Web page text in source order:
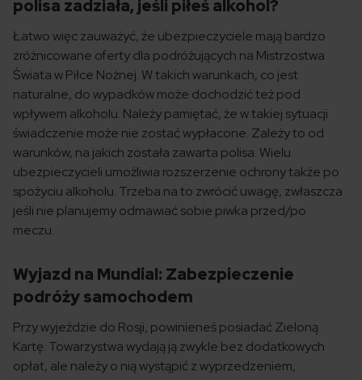
polisa zadziała, jeśli piłeś alkohol?
Łatwo więc zauważyć, że ubezpieczyciele mają bardzo
zróżnicowane oferty dla podróżujących na Mistrzostwa
Świata w Piłce Nożnej. W takich warunkach, co jest
naturalne, do wypadków może dochodzić też pod
wpływem alkoholu. Należy pamiętać, że w takiej sytuacji
świadczenie może nie zostać wypłacone. Zależy to od
warunków, na jakich została zawarta polisa. Wielu
ubezpieczycieli umożliwia rozszerzenie ochrony także po
spożyciu alkoholu. Trzeba na to zwrócić uwagę, zwłaszcza
jeśli nie planujemy odmawiać sobie piwka przed/po
meczu.
Wyjazd na Mundial: Zabezpieczenie
podróży samochodem
Przy wyjeździe do Rosji, powinieneś posiadać Zieloną
Kartę. Towarzystwa wydają ją zwykle bez dodatkowych
opłat, ale należy o nią wystąpić z wyprzedzeniem,